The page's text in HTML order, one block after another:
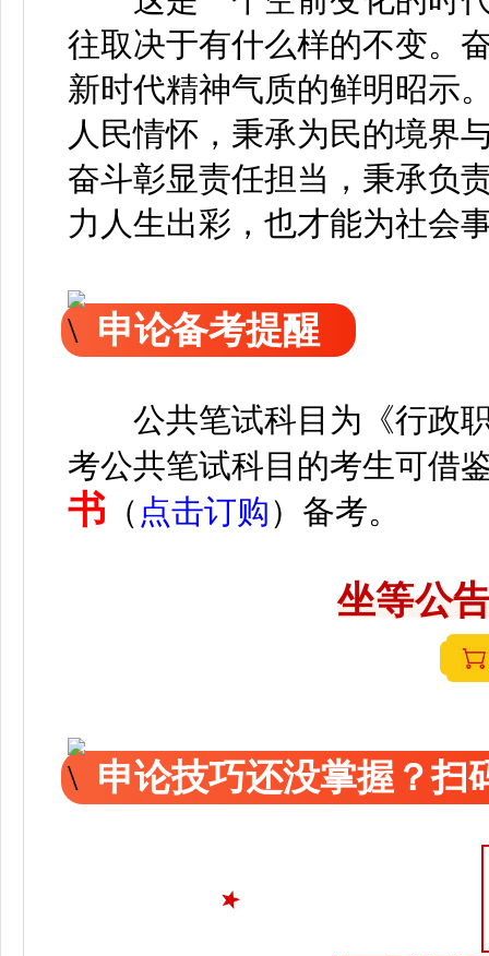
往取决于有什么样的不变。
新时代精神气质的鲜明昭示
人民情怀，秉承为民的境界
奋斗彰显责任担当，秉承负
力人生出彩，也才能为社会
申论备考提醒
公共笔试科目为《行政
考公共笔试科目的考生可借
书 （ 点击订购）备考。
坐等公
申论技巧还没掌握？扫